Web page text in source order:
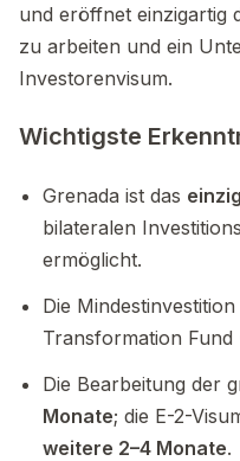
und eröffnet einzigartig
zu arbeiten und ein
Investorenvisum.
Wichtigste
Grenada ist das
bilateralen
ermöglicht.
Die
Transformation
Die Bearbeitung der
Monate; die E-2-
weitere 2–4 Monate.